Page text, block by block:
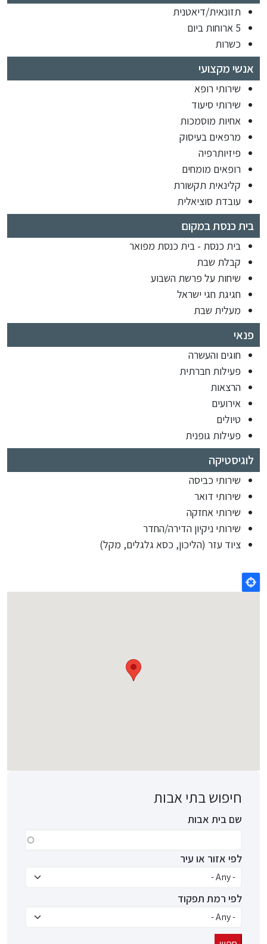
תזונאית/דיאטנית
5 ארוחות ביום
כשרות
אנשי מקצועי
שירותי רופא
שירותי סיעוד
אחיות מוסמכות
מרפאים בעיסוק
פיזיותרפיה
רופאים מומחים
קלינאית תקשורת
עובדת סוציאלית
בית כנסת במקום
בית כנסת - בית כנסת מפואר
קבלת שבת
שיחות על פרשת השבוע
חגיגת חגי ישראל
מעלית שבת
פנאי
חוגים והעשרה
פעילות חברתית
הרצאות
אירועים
טיולים
פעילות גופנית
לוגיסטיקה
שירותי כביסה
שירותי דואר
שירותי אחזקה
שירותי ניקיון הדירה/החדר
ציוד עזר (הליכון, כסא גלגלים, מקל)
חיפוש בתי אבות
שם בית אבות
לפי אזור או עיר
לפי רמת תפקוד